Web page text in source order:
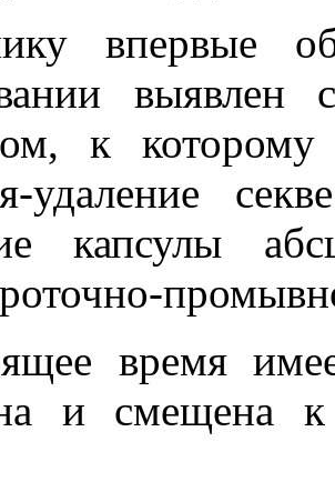
впервые
к
удаление
капсулы
время
и смещена к